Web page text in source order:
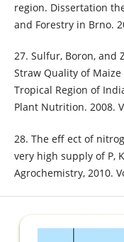
region. Dissertation
and Forestry in Brno.
27. Sulfur, Boron, and
Straw Quality of
Tropical Region of
Plant Nutrition. 2008.
28. The eff ect of
very high supply of P,
Agrochemistry, 2010.